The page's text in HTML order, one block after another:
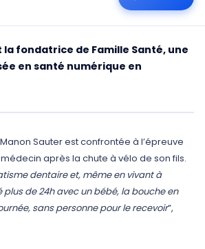
la fondatrice de Famille Santé, une
en santé numérique en
Sauter est confrontée à l’épreuve
après la chute à vélo de son fils.
dentaire et, même en vivant à
plus de 24h avec un bébé, la bouche en
sans personne pour le recevoir”,